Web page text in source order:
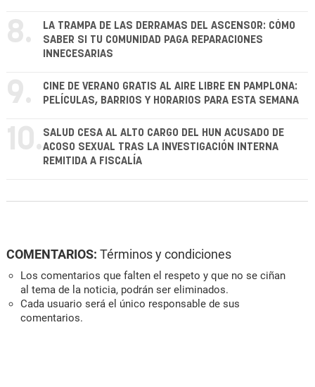
8.
LA TRAMPA DE LAS DERRAMAS DEL ASCENSOR: CÓMO
SABER SI TU COMUNIDAD PAGA REPARACIONES
INNECESARIAS
9.
CINE DE VERANO GRATIS AL AIRE LIBRE EN PAMPLONA:
PELÍCULAS, BARRIOS Y HORARIOS PARA ESTA SEMANA
10. SALUD CESA AL ALTO CARGO DEL HUN ACUSADO DE
ACOSO SEXUAL TRAS LA INVESTIGACIÓN INTERNA
REMITIDA A FISCALÍA
COMENTARIOS: Términos y condiciones
Los comentarios que falten el respeto y que no se ciñan
al tema de la noticia, podrán ser eliminados.
Cada usuario será el único responsable de sus
comentarios.